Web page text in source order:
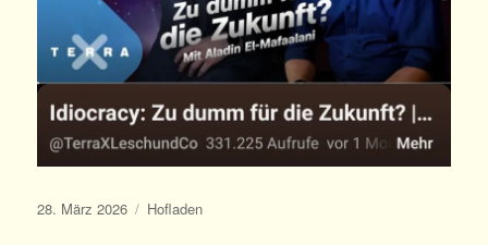
Veröffentlicht
28. März 2026 Kategorien
Hofladen